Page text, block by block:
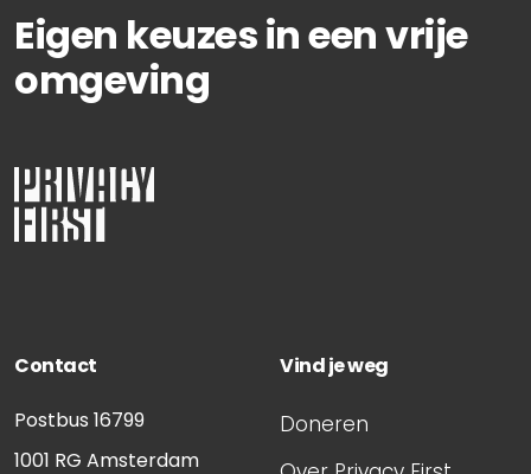
Eigen keuzes in een vrije
omgeving
Contact
Postbus 16799
1001 RG Amsterdam
Vind je weg
Doneren